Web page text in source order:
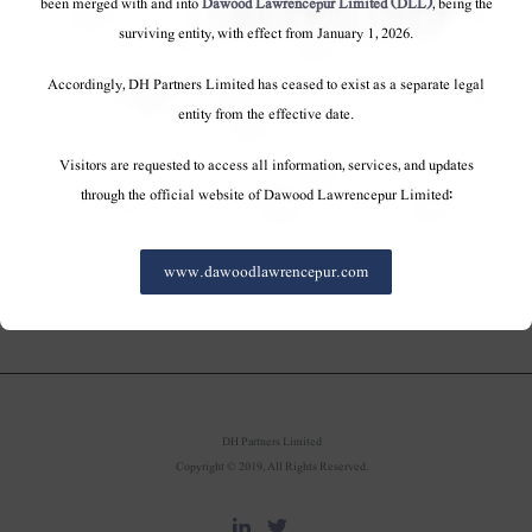
surviving entity, with effect from January 1, 2026.
Accordingly, DH Partners Limited has ceased to exist as a separate legal
entity from the effective date.
Visitors are requested to access all information, services, and updates
through the official website of Dawood Lawrencepur Limited:
www.dawoodlawrencepur.com
داؤد ہرکولیس کارپوریشن کو پی ایس ایکس ٹاپ ٢٥ کمپنیوں
کا ایوارڈ ٢٠١٥ کے لئے دیا گیا تھا۔ ہر سال ، پاکستان اسٹاک
ایکسچینج (پی ایس ایکس) جامع معیار کی بنیاد پر سرفہرست
کمپنیوں کی کارکردگی کا اعتراف کرتی ہے ، جس میں منافع
شفافیت اور سرمایہ کاروں کے تعلقات اور کمپنیوں اور
DH Partners Limited
Copyright © 2019, All Rights Reserved.